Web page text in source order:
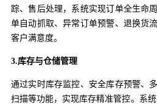
踪、售后处理，系统实现订单全生命
单自动抓取、异常订单预警、退换货
客户满意度。
3.库存与仓储管理
通过实时库存监控、安全库存预警、
扫描等功能，实现库存精准管控。系统